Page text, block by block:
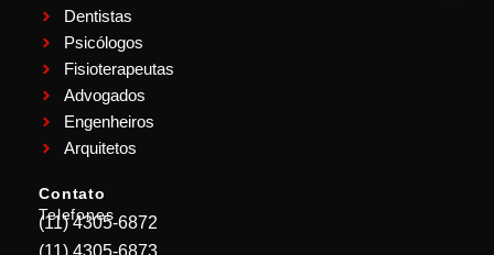
Dentistas
Psicólogos
Fisioterapeutas
Advogados
Engenheiros
Arquitetos
Contato
Telefones
(11) 4305-6872
(11) 4305-6873